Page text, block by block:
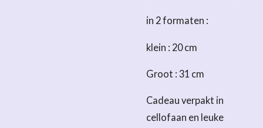
in 2 formaten :
klein : 20 cm
Groot : 31 cm
Cadeau verpakt in
cellofaan en leuke